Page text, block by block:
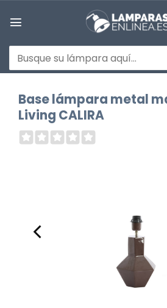
Buscar
por:
Base lámpara metal
Living CALIRA